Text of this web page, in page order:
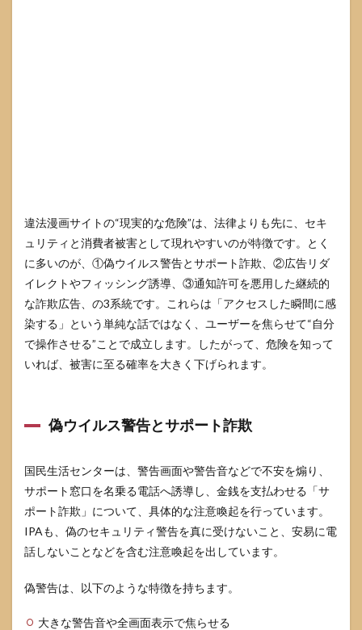
違法漫画サイトの“現実的な危険”は、法律よりも先に、セキ
ュリティと消費者被害として現れやすいのが特徴です。とく
に多いのが、①偽ウイルス警告とサポート詐欺、②広告リダ
イレクトやフィッシング誘導、③通知許可を悪用した継続的
な詐欺広告、の3系統です。これらは「アクセスした瞬間に感
染する」という単純な話ではなく、ユーザーを焦らせて“自分
で操作させる”ことで成立します。したがって、危険を知って
いれば、被害に至る確率を大きく下げられます。
偽ウイルス警告とサポート詐欺
国民生活センターは、警告画面や警告音などで不安を煽り、
サポート窓口を名乗る電話へ誘導し、金銭を支払わせる「サ
ポート詐欺」について、具体的な注意喚起を行っています。
IPAも、偽のセキュリティ警告を真に受けないこと、安易に電
話しないことなどを含む注意喚起を出しています。
偽警告は、以下のような特徴を持ちます。
大きな警告音や全画面表示で焦らせる